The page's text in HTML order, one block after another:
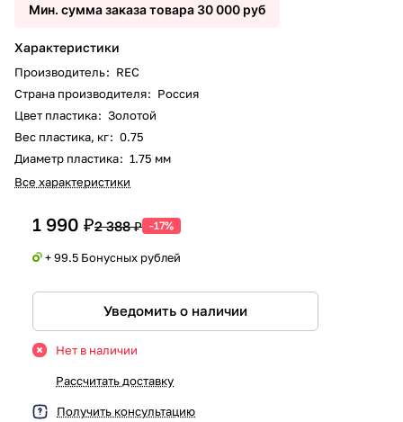
Мин. сумма заказа товара 30 000 руб
Характеристики
Производитель: REC
Страна производителя: Россия
Цвет пластика: Золотой
Вес пластика, кг: 0.75
Диаметр пластика: 1.75 мм
Все характеристики
1 990 ₽2 388 ₽ -17%
+ 99.5 Бонусных рублей
Уведомить о наличии
Нет в наличии
Рассчитать доставку
Получить консультацию